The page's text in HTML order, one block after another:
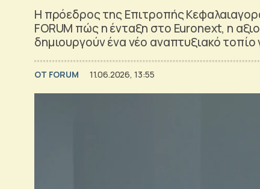
Η πρόεδρος της Επιτροπής
FORUM πώς η ένταξη στο Euronext, η
δημιουργούν ένα νέο αναπτυξιακό τοπίο
OT FORUM 11.06.2026, 13:55